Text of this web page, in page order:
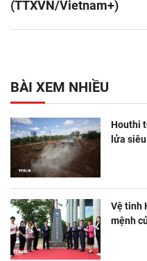
(TTXVN/Vietnam+)
BÀI XEM NHIỀU
Houthi
lửa
Vệ tinh
mệnh